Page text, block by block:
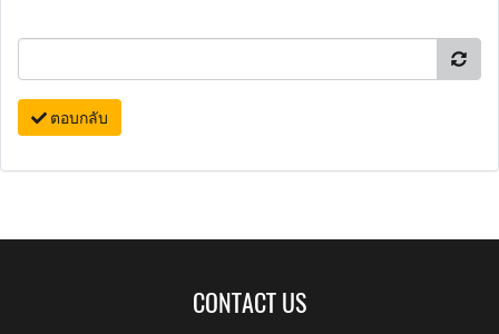
ตอบกลับ
CONTACT US